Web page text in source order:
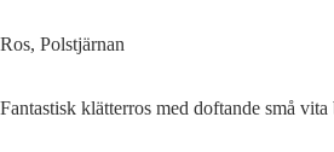
Ros, Polstjärnan
Fantastisk klätterros med doftande små